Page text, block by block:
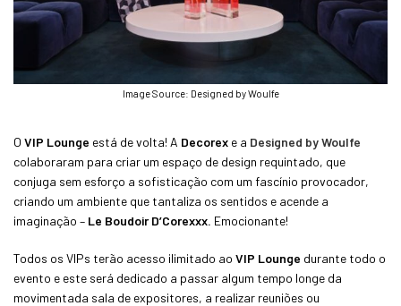
Image Source: Designed by Woulfe
O VIP Lounge está de volta! A Decorex e a Designed by Woulfe
colaboraram para criar um espaço de design requintado, que
conjuga sem esforço a sofisticação com um fascínio provocador,
criando um ambiente que tantaliza os sentidos e acende a
imaginação – Le Boudoir D’Corexxx. Emocionante!
Todos os VIPs terão acesso ilimitado ao VIP Lounge durante todo o
evento e este será dedicado a passar algum tempo longe da
movimentada sala de expositores, a realizar reuniões ou